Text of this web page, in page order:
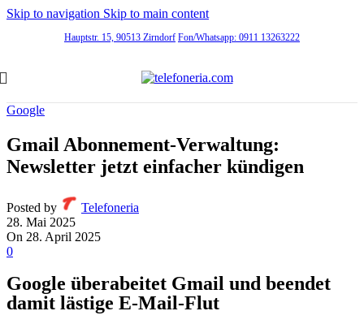
Skip to navigation Skip to main content
Hauptstr. 15, 90513 Zirndorf Fon/Whatsapp: 0911 13263222
Google
Gmail Abonnement-Verwaltung:
Newsletter jetzt einfacher kündigen
Posted by
Telefoneria
28. Mai 2025
On 28. April 2025
0
Google überabeitet Gmail und beendet
damit lästige E-Mail-Flut